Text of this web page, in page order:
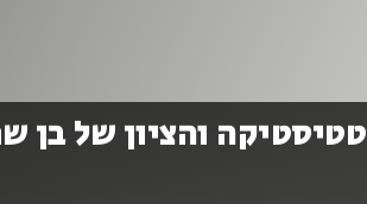
והציון של בן